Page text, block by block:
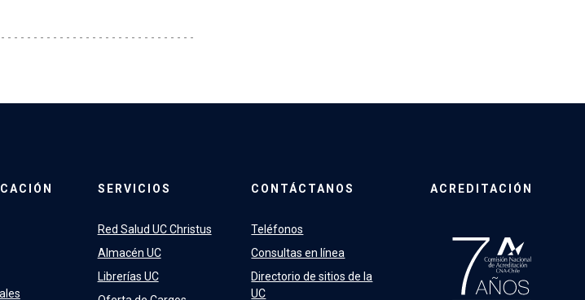
SERVICIOS
Red Salud UC Christus
Almacén UC
Librerías UC
CONTÁCTANOS
Teléfonos
Consultas en línea
Directorio de sitios de la
UC
ACREDITACIÓN